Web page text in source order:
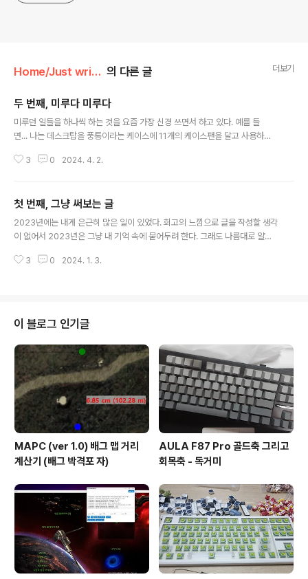
Home/Just writing something 의 다른 글 더보기
두 번째, 미루다 미루다
미루던 일들을 하나씩 하는 것을 요즘 가장 신경 쓰면서 하고 있다. 예를 들
면... 나는 데스크탑을 풍통이라는 케이스에 11개의 케이스팬을 달고 사용하는
사용한지가 벌써 7년쯤 된 것 같다. 워낙에 데스크탑 업그레이드를 직접 하면서
들리기 시작했었다. 그놈을 미루다 미루다 오늘 처리했다. 이유는 간단한데 늘
습관처럼 파워에 있는 IDE 커넥터를 케이스 팬 그리고 CPU 팬과 연결할 때 소
시지처럼 줄줄이 연결했었다. 그런데 어차피 이어폰 꼽고 게임하고 별로 신경
3 0 2024. 4. 2.
첫 번째, 그냥 써보는 글
2023년에는 내게 은근히 많은 일이 있었다. 회고의 느낌으로 글을 작성할 생각
이 없어서 2023년은 그냥 내 기억 속에 묻어두려 한다. 그래도 나름대로 얄팍
본인이 생각하기보다 감당하기 힘든 사람이 있다.3. 똥은 피해야 한다. 2023년
한다.
3 0 2024. 1. 3.
이 블로그 인기글
MAPC (ver 1.0) 배그 맵 거리
계산기 (배그 박격포 자)
AULA F87 Pro 골드축 그리고
회목축 - 독거미